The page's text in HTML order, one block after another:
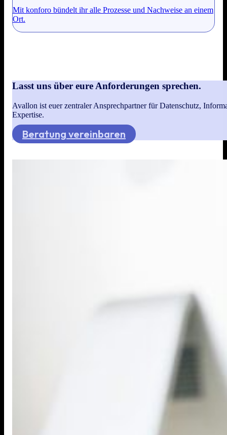
Mit konforo bündelt ihr alle Prozesse und Nachweise an einem
Ort.
Lasst uns über eure Anforderungen sprechen.
Avallon ist euer zentraler Ansprechpartner für Datenschutz,
Expertise.
Beratung vereinbaren